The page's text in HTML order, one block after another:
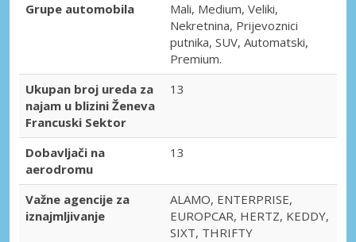
Grupe automobila
Mali, Medium, Veliki,
Nekretnina, Prijevoznici
putnika, SUV, Automatski,
Premium.
Ukupan broj ureda za
najam u blizini Ženeva
Francuski Sektor
13
Dobavljači na
aerodromu
13
Važne agencije za
iznajmljivanje
ALAMO, ENTERPRISE,
EUROPCAR, HERTZ, KEDDY,
SIXT, THRIFTY